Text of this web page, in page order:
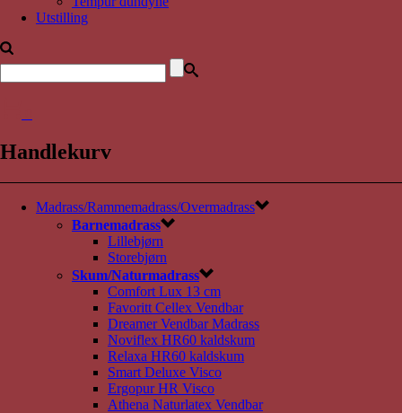
Utstilling
Handlekurv
Madrass/Rammemadrass/Overmadrass
Barnemadrass
Lillebjørn
Storebjørn
Skum/Naturmadrass
Comfort Lux 13 cm
Favoritt Cellex Vendbar
Dreamer Vendbar Madrass
Noviflex HR60 kaldskum
Relaxa HR60 kaldskum
Smart Deluxe Visco
Ergopur HR Visco
Athena Naturlatex Vendbar